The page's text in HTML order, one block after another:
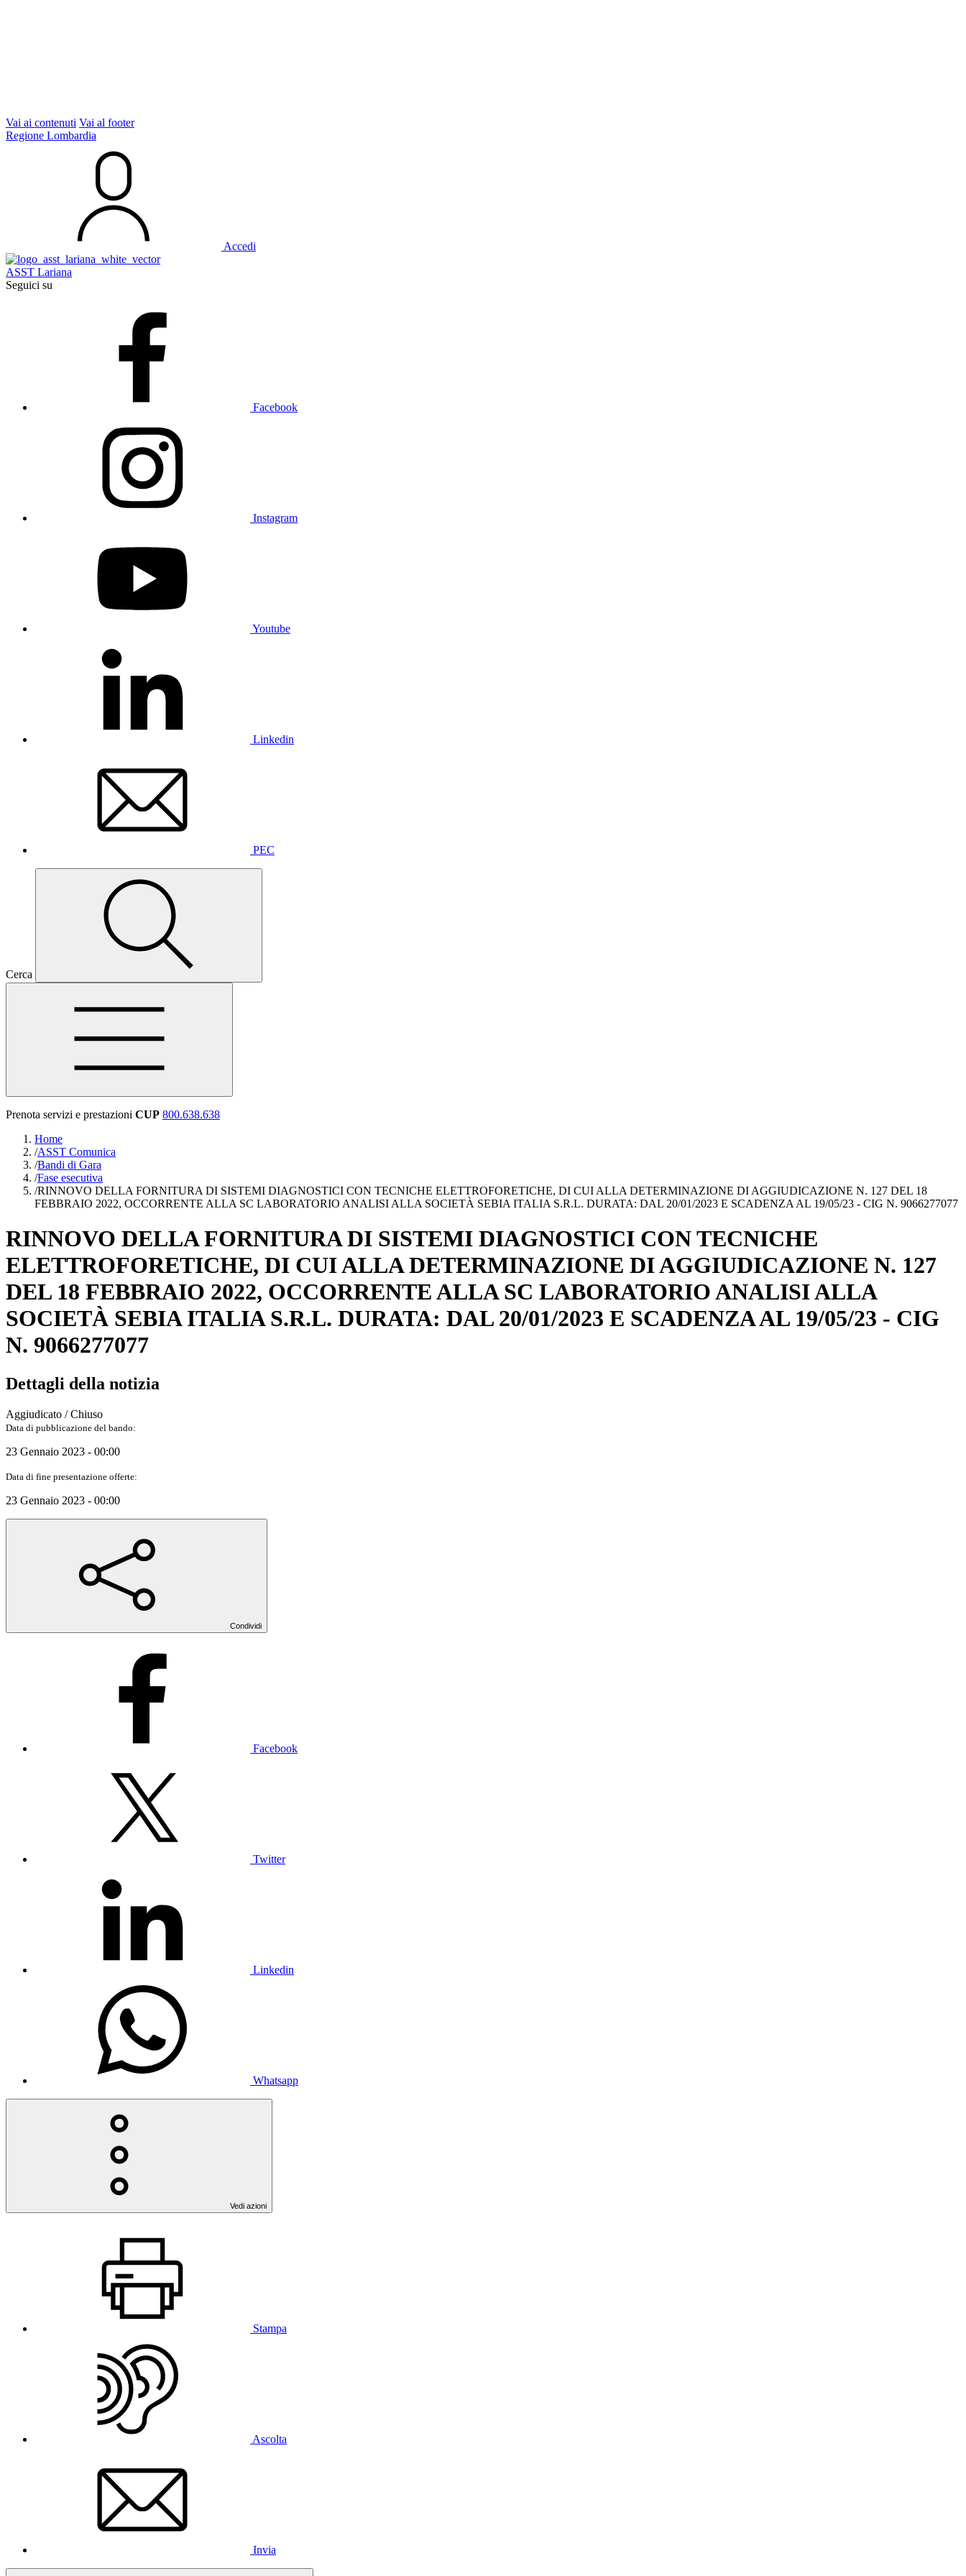
Vai ai contenuti Vai al footer
Regione Lombardia
Accedi
ASST Lariana
Seguici su
Facebook
Instagram
Youtube
Linkedin
PEC
Cerca
Prenota servizi e prestazioni CUP 800.638.638
Home
/ASST Comunica
/Bandi di Gara
/Fase esecutiva
/RINNOVO DELLA FORNITURA DI SISTEMI DIAGNOSTICI CON TECNICHE ELETTROFORETICHE, DI CUI ALLA DETERMINAZIONE DI AGGIUDICAZIONE N. 127 DEL 18
FEBBRAIO 2022, OCCORRENTE ALLA SC LABORATORIO ANALISI ALLA SOCIETÀ SEBIA ITALIA S.R.L. DURATA: DAL 20/01/2023 E SCADENZA AL 19/05/23 - CIG N. 9066277077
RINNOVO DELLA FORNITURA DI SISTEMI DIAGNOSTICI CON TECNICHE
ELETTROFORETICHE, DI CUI ALLA DETERMINAZIONE DI AGGIUDICAZIONE N. 127
DEL 18 FEBBRAIO 2022, OCCORRENTE ALLA SC LABORATORIO ANALISI ALLA
SOCIETÀ SEBIA ITALIA S.R.L. DURATA: DAL 20/01/2023 E SCADENZA AL 19/05/23 - CIG
N. 9066277077
Dettagli della notizia
Aggiudicato / Chiuso
Data di pubblicazione del bando:
23 Gennaio 2023 - 00:00
Data di fine presentazione offerte:
23 Gennaio 2023 - 00:00
Condividi
Facebook
Twitter
Linkedin
Whatsapp
Vedi azioni
Stampa
Ascolta
Invia